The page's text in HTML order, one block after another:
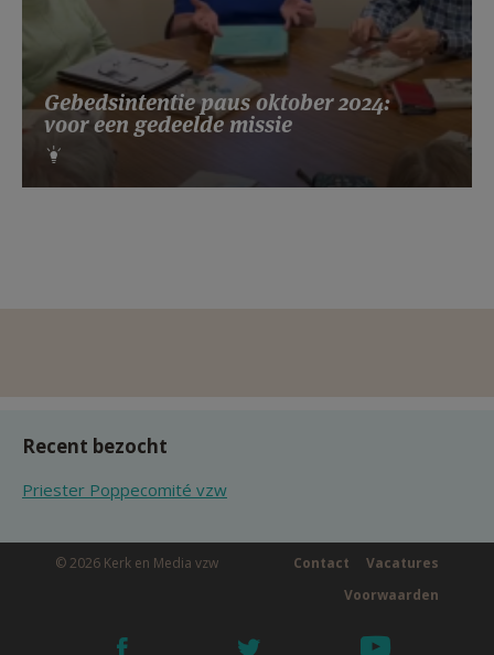
Gebedsintentie paus oktober 2024:
voor een gedeelde missie
Recent bezocht
Priester Poppecomité vzw
© 2026 Kerk en Media vzw Vacatures
Contact
Voorwaarden